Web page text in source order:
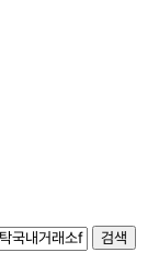
검색